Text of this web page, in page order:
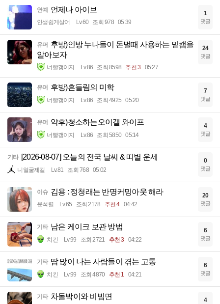
연예 언제나 아이브
인생쉽게살어 Lv.60 조회 978 05:39
1
댓글
유머 후방)인방 누나들이 돈벌때 사용하는 밑캠을
알아보자
너빨갱이지 Lv.86 조회 8598 추천 3 05:27
24
댓글
유머 후방)흔들림의 미학
너빨갱이지 Lv.86 조회 4925 05:20
7
댓글
유머 약후)청소하는오이갤 와이프
너빨갱이지 Lv.86 조회 5850 05:14
4
댓글
기타 [2026-08-07] 오늘의 전국 날씨 & 띠별 운세
니얼굴제길 Lv.81 조회 768 05:02
0
댓글
이슈 김용 : 정청래는 반명커밍아웃 해라
윤석렬 Lv.65 조회 2178 추천 4 04:42
20
댓글
기타 남은 케이크 보관 방법
치킨 Lv.99 조회 2721 추천 3 04:22
6
댓글
기타 땀 많이 나는 사람들이 겪는 고통
치킨 Lv.99 조회 4870 추천 1 04:21
6
댓글
기타 차돌박이와 비빔면 4